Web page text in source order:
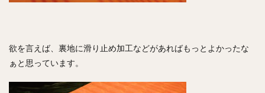
欲を言えば、裏地に滑り止め加工などがあればもっとよかったな
ぁと思っています。